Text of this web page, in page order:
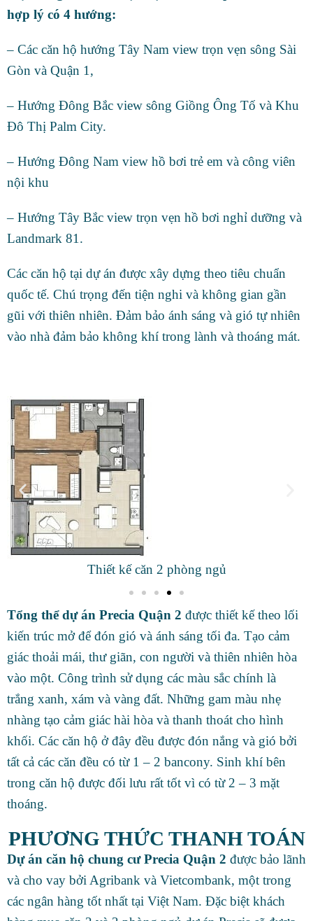
hợp lý có 4 hướng:
– Các căn hộ hướng Tây Nam view trọn vẹn sông Sài
Gòn và Quận 1,
– Hướng Đông Bắc view sông Giồng Ông Tố và Khu
Đô Thị Palm City.
– Hướng Đông Nam view hồ bơi trẻ em và công viên
nội khu
– Hướng Tây Bắc view trọn vẹn hồ bơi nghỉ dưỡng và
Landmark 81.
Các căn hộ tại dự án được xây dựng theo tiêu chuẩn
quốc tế. Chú trọng đến tiện nghi và không gian gần
gũi với thiên nhiên. Đảm bảo ánh sáng và gió tự nhiên
vào nhà đảm bảo không khí trong lành và thoáng mát.
Tổng thể dự án Precia Quận 2 được thiết kế theo lối
kiến trúc mở để đón gió và ánh sáng tối đa. Tạo cảm
giác thoải mái, thư giãn, con người và thiên nhiên hòa
vào một. Công trình sử dụng các màu sắc chính là
trắng xanh, xám và vàng đất. Những gam màu nhẹ
nhàng tạo cảm giác hài hòa và thanh thoát cho hình
khối. Các căn hộ ở đây đều được đón nắng và gió bởi
tất cả các căn đều có từ 1 – 2 bancony. Sinh khí bên
trong căn hộ được đối lưu rất tốt vì có từ 2 – 3 mặt
thoáng.
PHƯƠNG THỨC THANH TOÁN
Dự án căn hộ chung cư Precia Quận 2 được bảo lãnh
và cho vay bởi Agribank và Vietcombank, một trong
các ngân hàng tốt nhất tại Việt Nam. Đặc biệt khách